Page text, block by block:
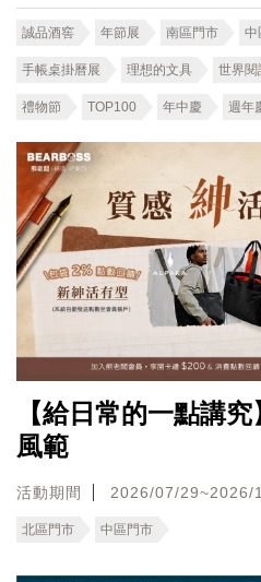
誠品酒窖 年節展 南區門市 中
手帳桌掛曆展 理想的文具 世界閱
禮物節 TOP100 年中慶 週年
【給日常的一點講
風範
活動期間 2026/07/29~2026/
北區門市 中區門市